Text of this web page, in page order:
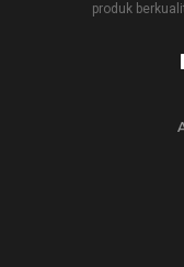
produk